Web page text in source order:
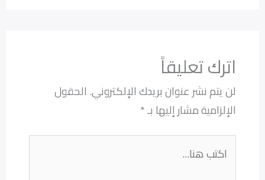
اترك تعليقاً
لن يتم نشر عنوان بريدك الإلكتروني. الحقول
الإلزامية مشار إليها بـ*
هنا...